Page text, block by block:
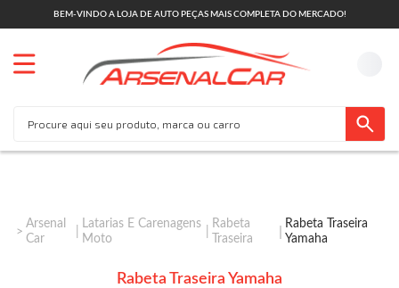
BEM-VINDO A LOJA DE AUTO PEÇAS MAIS COMPLETA DO MERCADO!
Arsenal
Car
Latarias E Carenagens
Moto
Rabeta
Traseira
Rabeta Traseira
Yamaha
Rabeta Traseira Yamaha